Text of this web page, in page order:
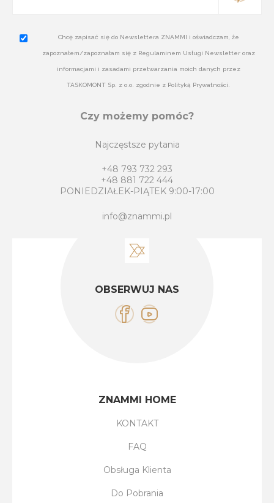
Chcę zapisać się do Newslettera ZNAMMI i oświadczam, że
zapoznałem/zapoznałam się z Regulaminem Usługi Newsletter oraz
informacjami i zasadami przetwarzania moich danych przez
TASKOMONT Sp. z o.o. zgodnie z Polityką Prywatności.
Czy możemy pomóc?
Najczęstsze pytania
+48 793 732 293
+48 881 722 444
PONIEDZIAŁEK-PIĄTEK 9:00-17:00
info@znammi.pl
OBSERWUJ NAS
ZNAMMI HOME
KONTAKT
FAQ
Obsługa Klienta
Do Pobrania